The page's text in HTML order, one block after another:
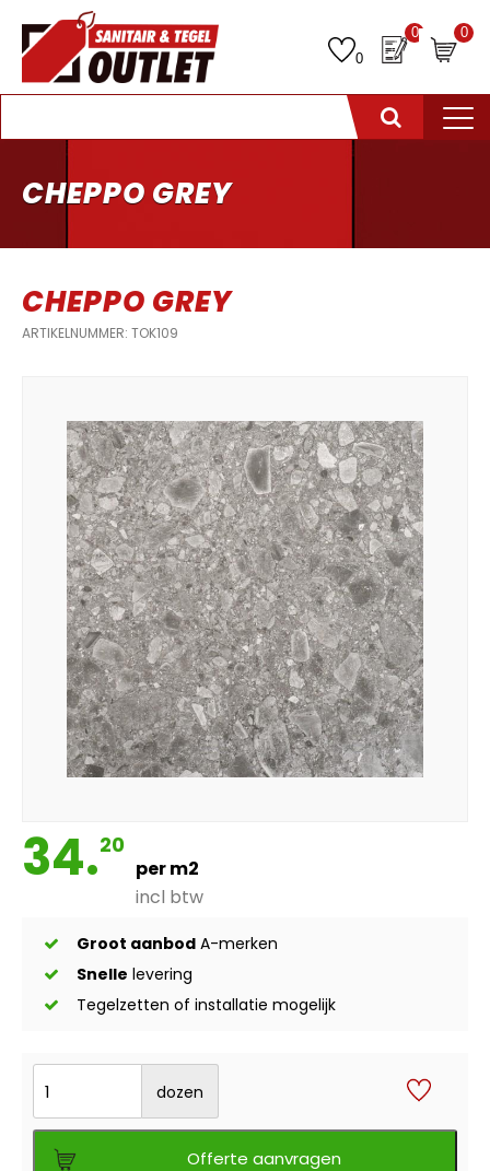
0
0 0
CHEPPO GREY
CHEPPO GREY
ARTIKELNUMMER: TOK109
34.20
per m2
incl btw
Groot aanbod A-merken
Snelle levering
Tegelzetten of installatie mogelijk
dozen
Offerte aanvragen